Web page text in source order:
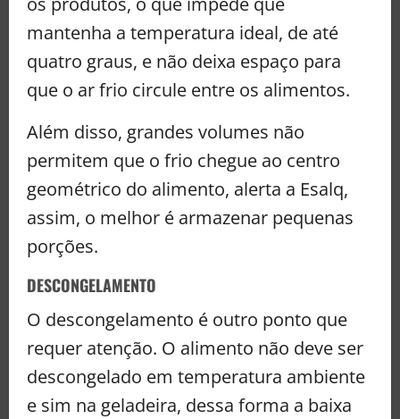
mantenha a temperatura ideal, de até
quatro graus, e não deixa espaço para
que o ar frio circule entre os alimentos.
Além disso, grandes volumes não
permitem que o frio chegue ao centro
geométrico do alimento, alerta a Esalq,
assim, o melhor é armazenar pequenas
porções.
DESCONGELAMENTO
O descongelamento é outro ponto que
requer atenção. O alimento não deve ser
descongelado em temperatura ambiente
e sim na geladeira, dessa forma a baixa